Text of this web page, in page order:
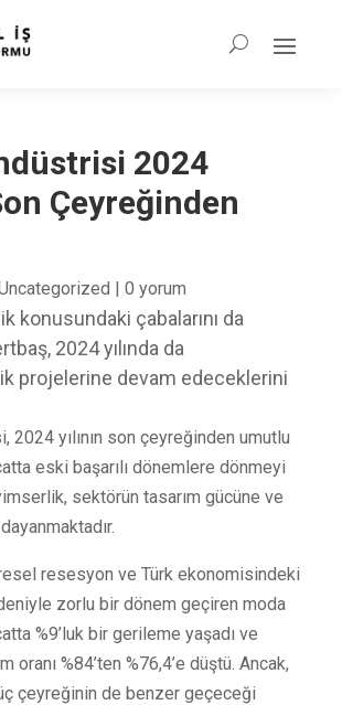
2024
Çeyreğinden
| 0 yorum
konusundaki çabalarını da
2024 yılında da
projelerine devam edeceklerini
2024 yılının son çeyreğinden umutlu
eski başarılı dönemlere dönmeyi
sektörün tasarım gücüne ve
resesyon ve Türk ekonomisindeki
zorlu bir dönem geçiren moda
%9’luk bir gerileme yaşadı ve
oranı %84’ten %76,4’e düştü. Ancak,
çeyreğinin de benzer geçeceği